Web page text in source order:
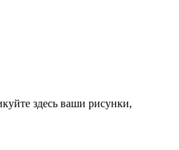
здесь ваши рисунки,